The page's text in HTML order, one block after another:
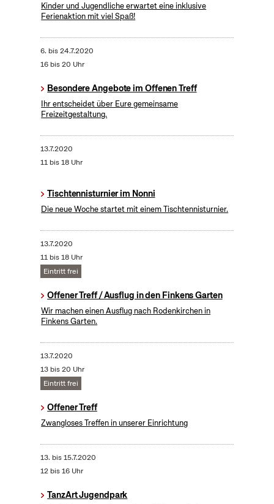
Kinder und Jugendliche erwartet eine inklusive
Ferienaktion mit viel Spaß!
6. bis24.7.2020
16 bis 20 Uhr
Besondere Angebote im Offenen Treff
Ihr entscheidet über Eure gemeinsame
Freizeitgestaltung.
13.7.2020
11 bis 18 Uhr
Tischtennisturnier im Nonni
Die neue Woche startet mit einem Tischtennisturnier.
13.7.2020
11 bis 18 Uhr
Eintritt frei
Offener Treff / Ausflug in den Finkens Garten
Wir machen einen Ausflug nach Rodenkirchen in
Finkens Garten.
13.7.2020
13 bis 20 Uhr
Eintritt frei
Offener Treff
Zwangloses Treffen in unserer Einrichtung
13. bis15.7.2020
12 bis 16 Uhr
TanzArt Jugendpark